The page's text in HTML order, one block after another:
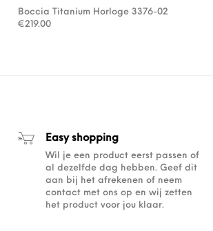
Boccia Titanium Horloge 3376-02
€219.00
Easy shopping
Wil je een product eerst passen of
al dezelfde dag hebben. Geef dit
aan bij het afrekenen of neem
contact met ons op en wij zetten
het product voor jou klaar.